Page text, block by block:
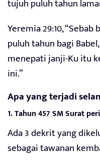
tujuh puluh tahun
Yeremia 29:10,
puluh tahun bagi
menepati janji-Ku itu
ini.”
Apa yang terjadi
1. Tahun 457 SM Surat
Ada 3 dekrit yang
sebagai tawanan